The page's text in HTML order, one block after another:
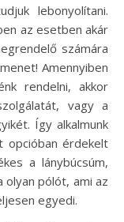
lebonyolítani.
az esetben akár
számára
Amennyiben
rendelni, akkor
vagy a
Így alkalmunk
opcióban érdekelt
a lánybúcsúm,
olyan pólót, ami az
egyedi.